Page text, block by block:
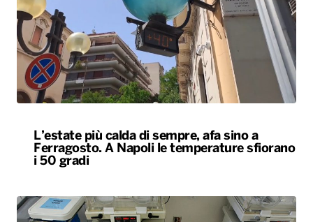
L’estate più calda di sempre, afa sino a
Ferragosto. A Napoli le temperature sfiorano
i 50 gradi